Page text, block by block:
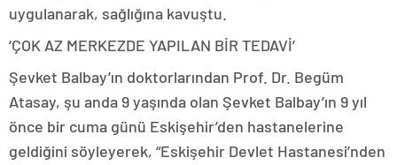
uygulanarak, sağlığına kavuştu.
‘ÇOK AZ MERKEZDE YAPILAN BİR TEDAVİ’
Şevket Balbay’ın doktorlarından Prof. Dr. Begüm
Atasay, şu anda 9 yaşında olan Şevket Balbay’ın 9 yıl
önce bir cuma günü Eskişehir’den hastanelerine
geldiğini söyleyerek, “Eskişehir Devlet Hastanesi’nden